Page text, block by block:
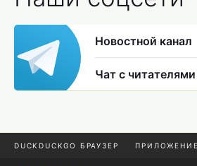
Новостной канал
Чат с читателями
DUCKDUCKGO БРАУЗЕР ПРИЛОЖЕНИЕ